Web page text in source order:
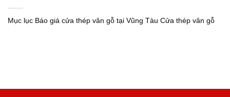
Mục lục Báo giá cửa thép vân gỗ tại Vũng Tàu Cửa thép vân gỗ